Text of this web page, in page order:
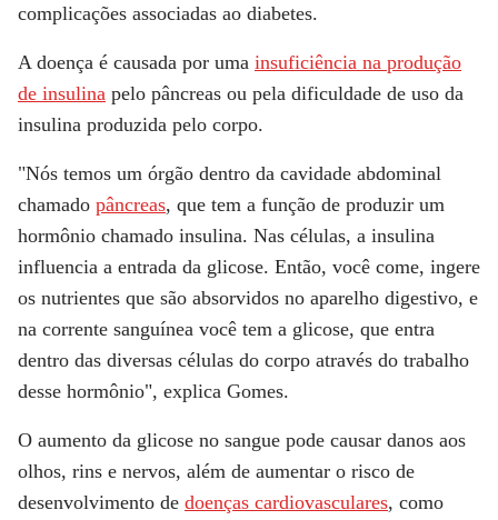
complicações associadas ao diabetes.
A doença é causada por uma insuficiência na produção
de insulina pelo pâncreas ou pela dificuldade de uso da
insulina produzida pelo corpo.
"Nós temos um órgão dentro da cavidade abdominal
chamado pâncreas, que tem a função de produzir um
hormônio chamado insulina. Nas células, a insulina
influencia a entrada da glicose. Então, você come, ingere
os nutrientes que são absorvidos no aparelho digestivo, e
na corrente sanguínea você tem a glicose, que entra
dentro das diversas células do corpo através do trabalho
desse hormônio", explica Gomes.
O aumento da glicose no sangue pode causar danos aos
olhos, rins e nervos, além de aumentar o risco de
desenvolvimento de doenças cardiovasculares, como